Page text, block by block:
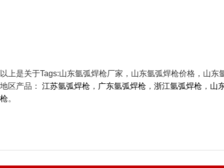
以上是关于Tags:山东氩弧焊枪厂家，山东氩弧焊枪价格，山东
地区产品： 江苏氩弧焊枪 ， 广东氩弧焊枪 ， 浙江氩弧焊枪 ， 山
枪。